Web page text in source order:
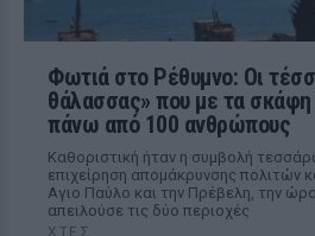
Φωτιά στο Ρέθυμνο: Οι
θάλασσας» που με τα
πάνω από 100 ανθρώπους
Καθοριστική ήταν η συμβολή
επιχείρηση απομάκρυνσης πολιτών
Αγιο Παύλο και την Πρέβελη, την
απειλούσε τις δύο περιοχές
ΧΤΕΣ